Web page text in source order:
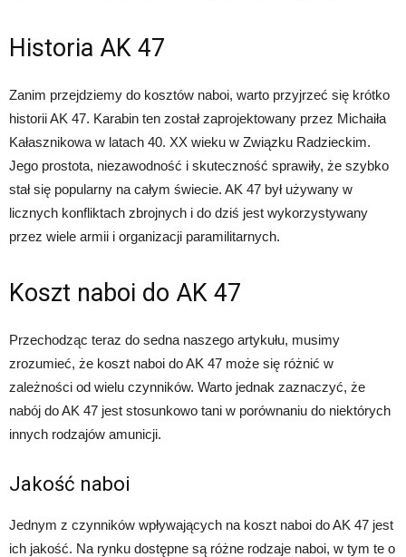
Historia AK 47
Zanim przejdziemy do kosztów naboi, warto przyjrzeć się krótko
historii AK 47. Karabin ten został zaprojektowany przez Michaiła
Kałasznikowa w latach 40. XX wieku w Związku Radzieckim.
Jego prostota, niezawodność i skuteczność sprawiły, że szybko
stał się popularny na całym świecie. AK 47 był używany w
licznych konfliktach zbrojnych i do dziś jest wykorzystywany
przez wiele armii i organizacji paramilitarnych.
Koszt naboi do AK 47
Przechodząc teraz do sedna naszego artykułu, musimy
zrozumieć, że koszt naboi do AK 47 może się różnić w
zależności od wielu czynników. Warto jednak zaznaczyć, że
nabój do AK 47 jest stosunkowo tani w porównaniu do niektórych
innych rodzajów amunicji.
Jakość naboi
Jednym z czynników wpływających na koszt naboi do AK 47 jest
ich jakość. Na rynku dostępne są różne rodzaje naboi, w tym te o